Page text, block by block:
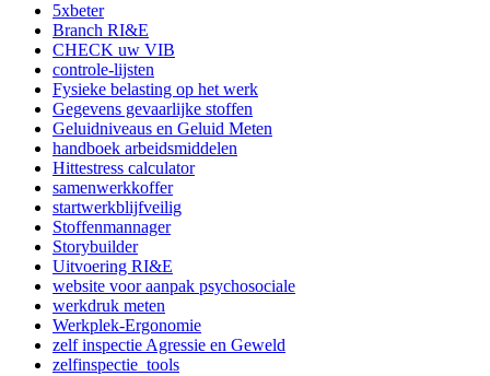
5xbeter
Branch RI&E
CHECK uw VIB
controle-lijsten
Fysieke belasting op het werk
Gegevens gevaarlijke stoffen
Geluidniveaus en Geluid Meten
handboek arbeidsmiddelen
Hittestress calculator
samenwerkkoffer
startwerkblijfveilig
Stoffenmannager
Storybuilder
Uitvoering RI&E
website voor aanpak psychosociale
werkdruk meten
Werkplek-Ergonomie
zelf inspectie Agressie en Geweld
zelfinspectie_tools